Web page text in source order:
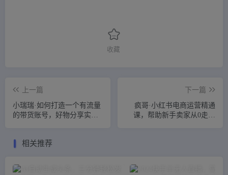
收藏
上一篇
小瑞瑞·如何打造一个有流量
的带货账号，好物分享实操
下一篇
疯哥·小红书电商运营精通
课，帮助新手卖家从0走向
相关推荐